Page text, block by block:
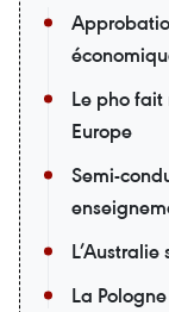
Le pho
Europe
Semi-
La